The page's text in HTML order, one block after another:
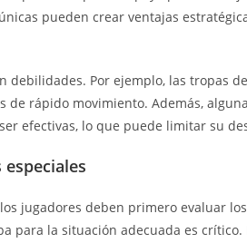
pueden crear ventajas
debilidades. Por ejemplo, las tropas
de rápido movimiento. Además,
efectivas, lo que puede limitar su
jugadores deben primero evaluar
para la situación adecuada es